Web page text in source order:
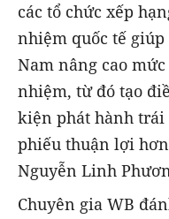
các tổ chức xếp
nhiệm quốc tế giúp
Nam nâng cao
nhiệm, từ đó tạo
kiện phát hành trái
phiếu thuận lợi
Nguyễn Linh
Chuyên gia WB